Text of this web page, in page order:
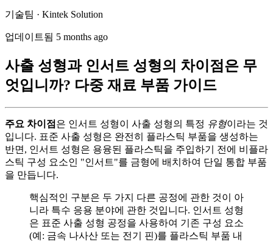
기술팀 · Kintek Solution
업데이트됨 5 months ago
사출 성형과 인서트 성형의 차이점은 무
엇입니까? 다중 재료 부품 가이드
주요 차이점 은 인서트 성형이 사출 성형의 특정 유형이라는 것
입니다. 표준 사출 성형은 완전히 플라스틱 부품을 생성하는
반면, 인서트 성형은 용융된 플라스틱을 주입하기 전에 비플라
스틱 구성 요소인 "인서트"를 금형에 배치하여 단일 통합 부품
을 만듭니다.
핵심적인 구분은 두 가지 다른 공정에 관한 것이 아
니라 특수 응용 분야에 관한 것입니다. 인서트 성형
은 표준 사출 성형 공정을 사용하여 기존 구성 요소
(예: 금속 나사산 또는 전기 핀)를 플라스틱 부품 내